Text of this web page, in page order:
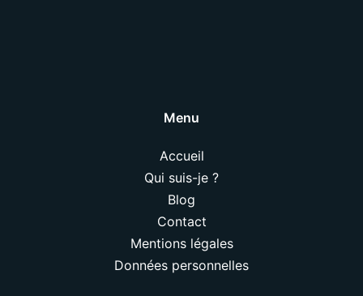
Menu
Accueil
Qui suis-je ?
Blog
Contact
Mentions légales
Données personnelles